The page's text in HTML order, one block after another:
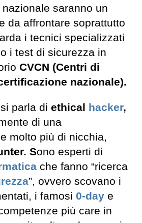
saranno un
da affrontare soprattutto
i tecnici specializzati
i test di sicurezza in
CVCN (Centri di
nazionale).
parla di ethical hacker,
di una
molto più di nicchia,
Sono esperti di
che fanno “ricerca
”, ovvero scovano i
i famosi 0-day e
più care in